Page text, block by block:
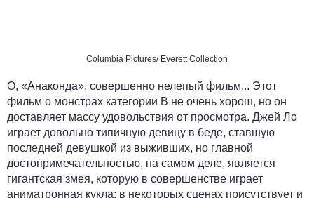
Columbia Pictures/ Everett Collection
О, «Анаконда», совершенно нелепый фильм... Этот
фильм о монстрах категории B не очень хорош, но он
доставляет массу удовольствия от просмотра. Джей Ло
играет довольно типичную девицу в беде, ставшую
последней девушкой из выживших, но главной
достопримечательностью, на самом деле, является
гигантская змея, которую в совершенстве играет
аниматронная кукла; в некоторых сценах присутствует и